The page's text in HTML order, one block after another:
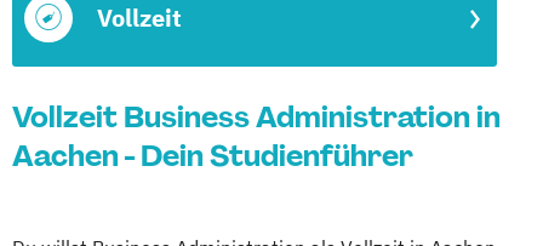
Vollzeit
Vollzeit Business Administration in
Aachen - Dein Studienführer